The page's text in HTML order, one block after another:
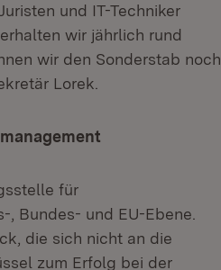
und IT-Techniker
wir jährlich rund
wir den Sonderstab noch
Lorek.
für
Bundes- und EU-Ebene.
die sich nicht an die
zum Erfolg bei der